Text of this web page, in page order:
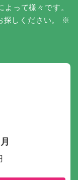
って様々です。
しください。
※